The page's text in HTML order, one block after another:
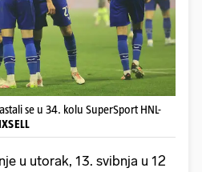
se u 34. kolu SuperSport HNL-
u utorak, 13. svibnja u 12